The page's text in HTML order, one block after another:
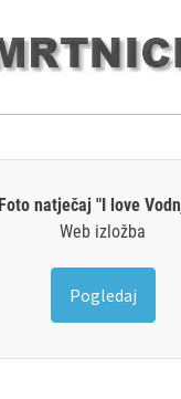
Foto natječaj "I love
Web izložba
Pogledaj